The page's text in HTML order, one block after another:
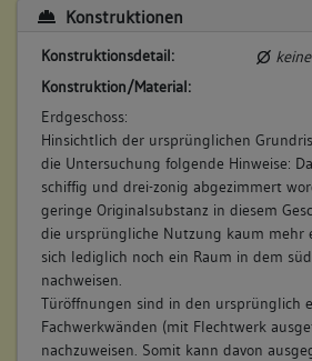
Konstruktionen
Konstruktionsdetail:
Konstruktion/Material:
Erdgeschoss:
Hinsichtlich der ursprünglichen
die Untersuchung folgende Hinweise:
schiffig und drei-zonig abgezimmert
geringe Originalsubstanz in diesem
die ursprüngliche Nutzung kaum mehr
sich lediglich noch ein Raum in dem
nachweisen.
Türöffnungen sind in den ursprünglich
Fachwerkwänden (mit Flechtwerk
nachzuweisen. Somit kann davon